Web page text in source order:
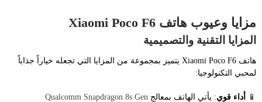
مزايا وعيوب هاتف Xiaomi Poco F6
المزايا التقنية والتصميمية
هاتف Xiaomi Poco F6 يتميز بمجموعة من المزايا التي تجعله خياراً جذاباً
لمحبي التكنولوجيا:
📱 أداء قوي: يأتي الهاتف بمعالج Qualcomm Snapdragon 8s Gen